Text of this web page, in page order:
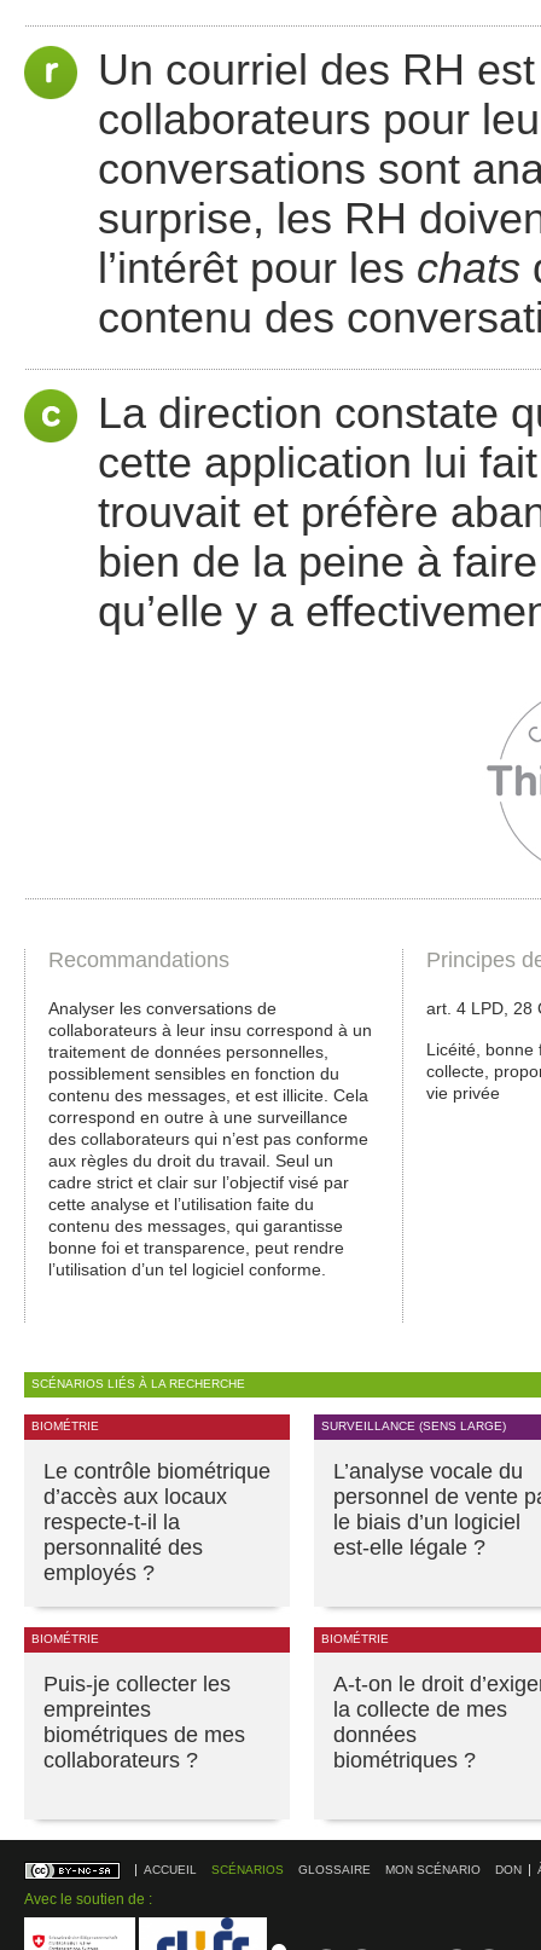
Un courriel des RH
collaborateurs pour
conversations sont
surprise, les RH
l’intérêt pour les chats
contenu des
La direction constate
cette application lui
trouvait et préfère
bien de la peine à
qu’elle y a
Recommandations
Analyser les conversations de
collaborateurs à leur insu correspond à un
traitement de données personnelles,
possiblement sensibles en fonction du
contenu des messages, et est illicite. Cela
correspond en outre à une surveillance
des collaborateurs qui n’est pas conforme
aux règles du droit du travail. Seul un
cadre strict et clair sur l’objectif visé par
cette analyse et l’utilisation faite du
contenu des messages, qui garantisse
bonne foi et transparence, peut rendre
l’utilisation d’un tel logiciel conforme.
Principes
art. 4 LPD, 28
Licéité, bonne
collecte,
vie privée
SCÉNARIOS LIÉS À LA RECHERCHE
BIOMÉTRIE
Le contrôle biométrique
d’accès aux locaux
respecte-t-il la
personnalité des
employés ?
SURVEILLANCE (SENS LARGE)
L’analyse vocale du
personnel de vente
le biais d’un logiciel
est-elle légale ?
BIOMÉTRIE
Puis-je collecter les
empreintes
biométriques de mes
collaborateurs ?
BIOMÉTRIE
A-t-on le droit
la collecte de mes
données
biométriques ?
ACCUEIL SCÉNARIOS GLOSSAIRE MON SCÉNARIO DON
Avec le soutien de :